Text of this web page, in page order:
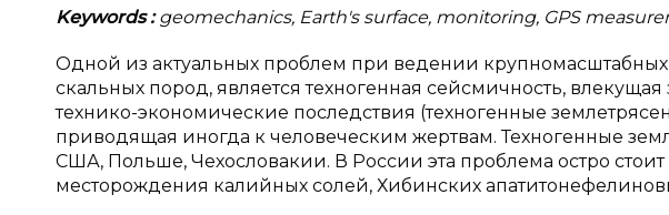
Keywords:geomechanics, Earth's surface, monitoring, GPS
Одной из актуальных проблем при ведении крупномасштабных
скальных пород, является техногенная сейсмичность,
технико-экономические последствия (техногенные
приводящая иногда к человеческим жертвам. Техногенные
США, Польше, Чехословакии. В России эта проблема остро
месторождения калийных солей, Хибинских